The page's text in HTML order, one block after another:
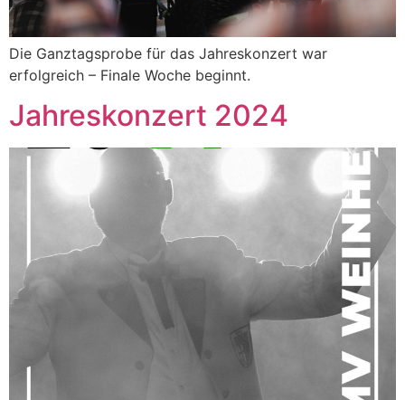
Die Ganztagsprobe für das Jahreskonzert war
erfolgreich – Finale Woche beginnt.
Jahreskonzert 2024